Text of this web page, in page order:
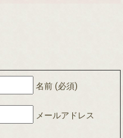
名前 (必須)
メールアドレス